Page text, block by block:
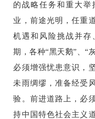
的战略任务和重大举
业，前途光明，任重
机遇和风险挑战并存
期，各种“黑天鹅”、“
必须增强忧患意识，
未雨绸缪，准备经受
验。前进道路上，必
持中国特色社会主义